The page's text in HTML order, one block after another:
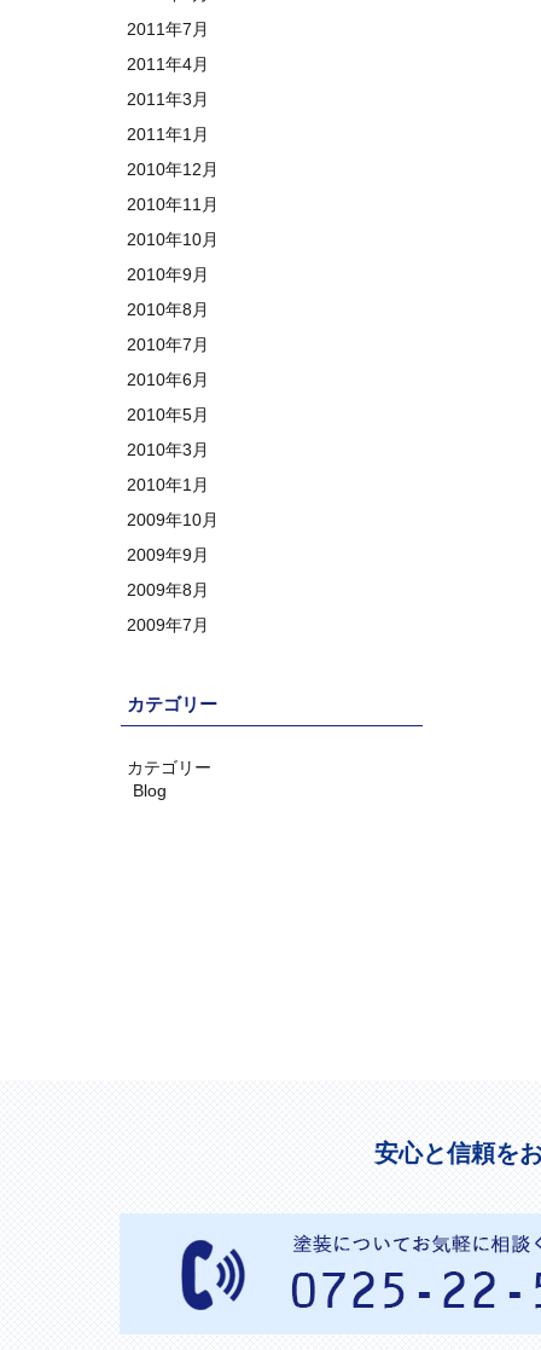
2011年7月
2011年4月
2011年3月
2011年1月
2010年12月
2010年11月
2010年10月
2010年9月
2010年8月
2010年7月
2010年6月
2010年5月
2010年3月
2010年1月
2009年10月
2009年9月
2009年8月
2009年7月
カテゴリー
カテゴリー
Blog
安心と信頼を